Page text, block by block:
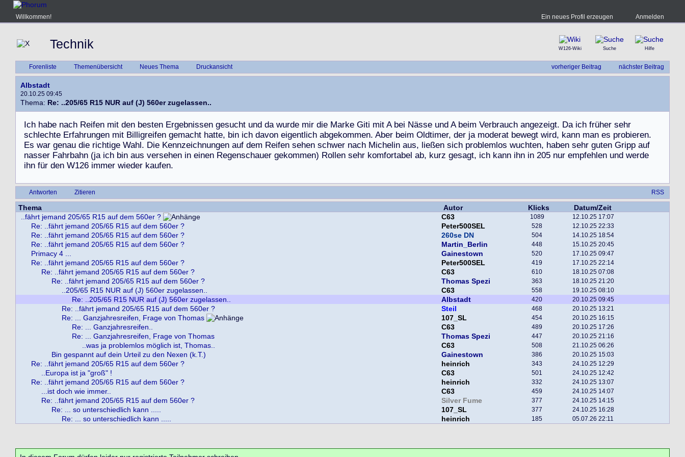
Willkommen! Ein neues Profil erzeugen Anmelden
Technik W126-Wiki Suche Hilfe
vorheriger Beitrag nächster Beitrag
Forenliste Themenübersicht Neues Thema Druckansicht
Albstadt
20.10.25 09:45
Thema: Re: ..205/65 R15 NUR auf (J) 560er zugelassen..
Ich habe nach Reifen mit den besten Ergebnissen gesucht und da wurde mir die Marke Giti mit A bei Nässe und A beim Verbrauch angezeigt. Da ich früher sehr
schlechte Erfahrungen mit Billigreifen gemacht hatte, bin ich davon eigentlich abgekommen. Aber beim Oldtimer, der ja moderat bewegt wird, kann man es probieren.
Es war genau die richtige Wahl. Die Kennzeichnungen auf dem Reifen sehen schwer nach Michelin aus, ließen sich problemlos wuchten, haben sehr guten Gripp auf
nasser Fahrbahn (ja ich bin aus versehen in einen Regenschauer gekommen) Rollen sehr komfortabel ab, kurz gesagt, ich kann ihn in 205 nur empfehlen und werde
ihn für den W126 immer wieder kaufen.
Antworten Zitieren RSS
Thema Autor Klicks
Datum/Zeit
..fährt jemand 205/65 R15 auf dem 560er ?
C63 1089 12.10.25 17:07
Re: ..fährt jemand 205/65 R15 auf dem 560er ? Peter500SEL 528 12.10.25 22:33
Re: ..fährt jemand 205/65 R15 auf dem 560er ? 260se DN 504 14.10.25 18:54
Re: ..fährt jemand 205/65 R15 auf dem 560er ? Martin_Berlin 448 15.10.25 20:45
Primacy 4 ... Gainestown 520 17.10.25 09:47
Re: ..fährt jemand 205/65 R15 auf dem 560er ? Peter500SEL 419 17.10.25 22:14
Re: ..fährt jemand 205/65 R15 auf dem 560er ? C63 610 18.10.25 07:08
Re: ..fährt jemand 205/65 R15 auf dem 560er ? Thomas Spezi 363 18.10.25 21:20
..205/65 R15 NUR auf (J) 560er zugelassen.. C63 558 19.10.25 08:10
Re: ..205/65 R15 NUR auf (J) 560er zugelassen.. Albstadt 420 20.10.25 09:45
Re: ..fährt jemand 205/65 R15 auf dem 560er ? Steil 468 20.10.25 13:21
Re: ... Ganzjahresreifen, Frage von Thomas 107_SL 454 20.10.25 16:15
Re: ... Ganzjahresreifen.. C63 489 20.10.25 17:26
Re: ... Ganzjahresreifen, Frage von Thomas Thomas Spezi 447 20.10.25 21:16
..was ja problemlos möglich ist, Thomas.. C63 508 21.10.25 06:26
Bin gespannt auf dein Urteil zu den Nexen (k.T.) Gainestown 386 20.10.25 15:03
Re: ..fährt jemand 205/65 R15 auf dem 560er ? heinrich 343 24.10.25 12:29
..Europa ist ja "groß" ! C63 501 24.10.25 12:42
Re: ..fährt jemand 205/65 R15 auf dem 560er ? heinrich 332 24.10.25 13:07
...ist doch wie immer.. C63 459 24.10.25 14:07
Re: ..fährt jemand 205/65 R15 auf dem 560er ? Silver Fume 377 24.10.25 14:15
Re: ... so unterschiedlich kann ..... 107_SL 377 24.10.25 16:28
Re: ... so unterschiedlich kann ..... heinrich 185 05.07.26 22:11